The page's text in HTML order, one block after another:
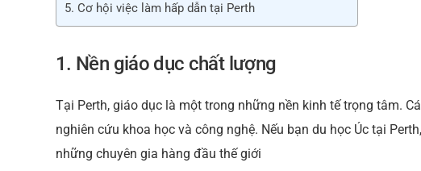
5. Cơ hội việc làm hấp dẫn tại Perth
1. Nền giáo dục chất lượng
Tại Perth, giáo dục là một trong những nền kinh tế trọng tâm.
nghiên cứu khoa học và công nghệ. Nếu bạn du học Úc tại
những chuyên gia hàng đầu thế giới